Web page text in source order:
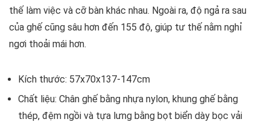
thế làm việc và cỡ bàn khác nhau. Ngoài ra, độ ngả ra sau
của ghế cũng sâu hơn đến 155 độ, giúp tư thế nằm nghỉ
ngơi thoải mái hơn.
Kích thước: 57x70x137-147cm
Chất liệu: Chân ghế bằng nhựa nylon, khung ghế bằng
thép, đệm ngồi và tựa lưng bằng bọt biển dày bọc vải